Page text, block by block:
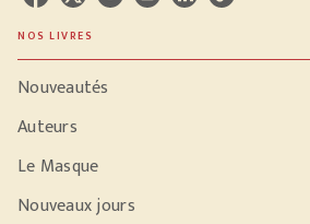
NOS LIVRES
Nouveautés
Auteurs
Le Masque
Nouveaux jours